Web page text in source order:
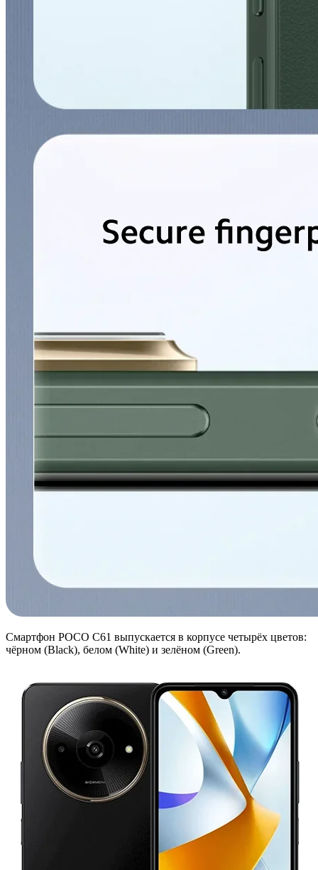
Смартфон POCO C61 выпускается в корпусе четырёх цветов:
чёрном (Black), белом (White) и зелёном (Green).